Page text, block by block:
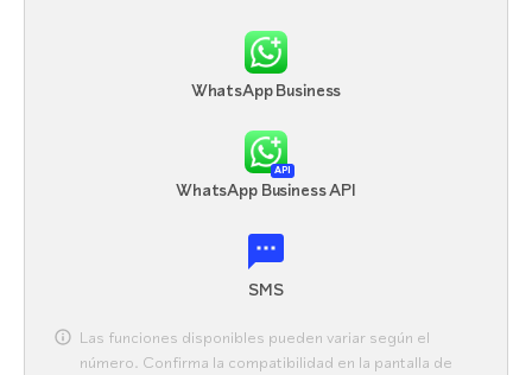
WhatsApp Business
API
WhatsApp Business API
SMS
Las funciones disponibles pueden variar según el
número. Confirma la compatibilidad en la pantalla de